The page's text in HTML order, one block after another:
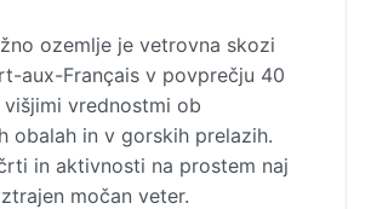
ozemlje je vetrovna skozi
aux-Français v povprečju 40
vrednostmi ob
obalah in v gorskih prelazih.
in aktivnosti na prostem naj
močan veter.